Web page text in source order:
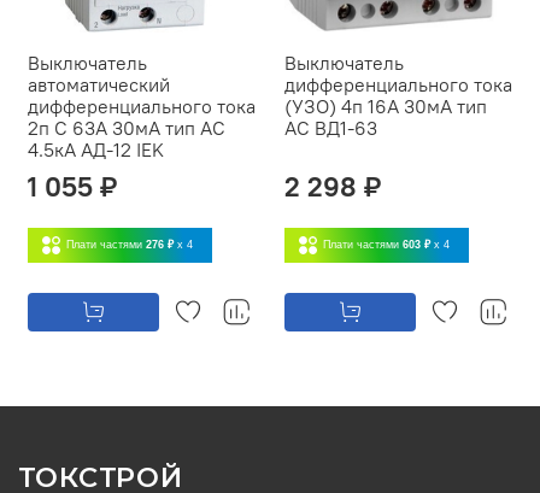
Выключатель
автоматический
дифференциального тока
2п C 63А 30мА тип AC
4.5кА АД-12 IEK
1 055 ₽
Плати частями 276 ₽ x 4
Выключатель
дифференциального тока
(УЗО) 4п 16А 30мА тип
AC ВД1-63
2 298 ₽
Плати частями 603 ₽ x 4
ТОКСТРОЙ